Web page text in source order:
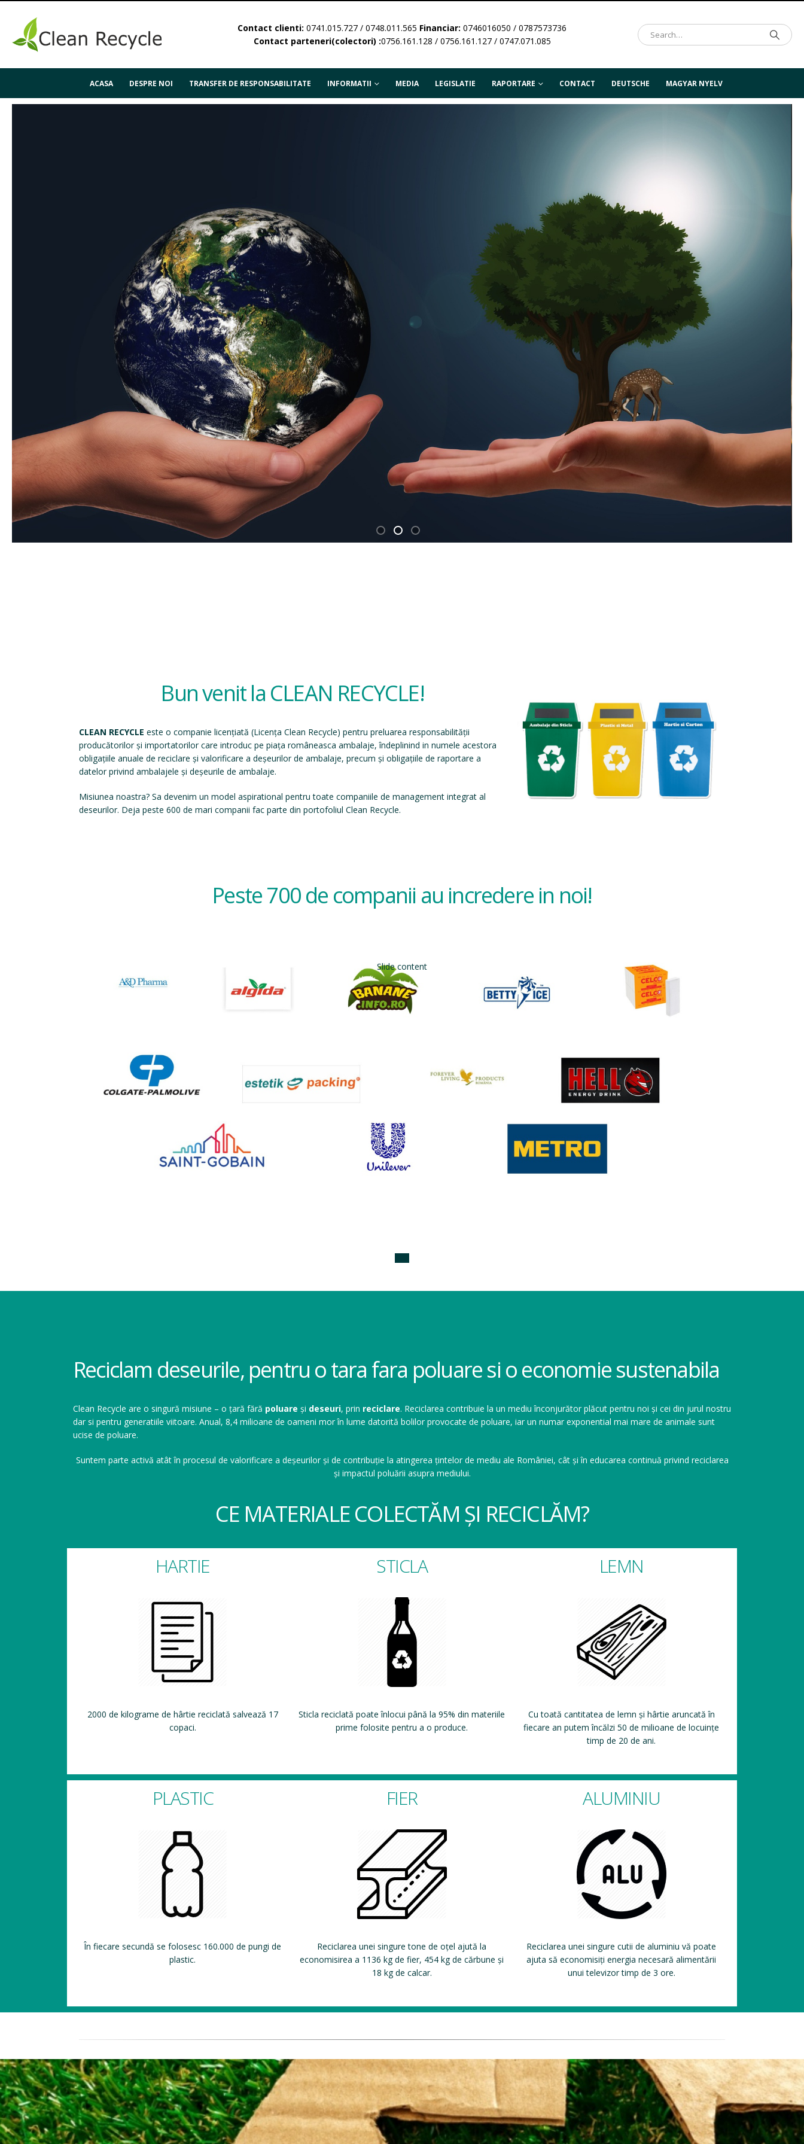
Contact clienti: 0741.015.727 / 0748.011.565 Financiar: 0746016050 / 0787573736
Contact parteneri(colectori) :0756.161.128 / 0756.161.127 / 0747.071.085
ACASA DESPRE NOI TRANSFER DE RESPONSABILITATE INFORMATII MEDIA LEGISLATIE RAPORTARE CONTACT DEUTSCHE MAGYAR NYELV
Bun venit la CLEAN RECYCLE!
CLEAN RECYCLE este o companie licențiată (Licența Clean Recycle) pentru preluarea responsabilității
producătorilor și importatorilor care introduc pe piața româneasca ambalaje, îndeplinind in numele acestora
obligațiile anuale de reciclare și valorificare a deșeurilor de ambalaje, precum și obligațiile de raportare a
datelor privind ambalajele și deșeurile de ambalaje.
Misiunea noastra? Sa devenim un model aspirational pentru toate companiile de management integrat al
deseurilor. Deja peste 600 de mari companii fac parte din portofoliul Clean Recycle.
Peste 700 de companii au incredere in noi!
Slide content
Reciclam deseurile, pentru o tara fara poluare si o economie sustenabila
Clean Recycle are o singură misiune – o țară fără poluare și deseuri, prin reciclare. Reciclarea contribuie la un mediu înconjurător plăcut pentru noi și cei din jurul nostru
dar si pentru generatiile viitoare. Anual, 8,4 milioane de oameni mor în lume datorită bolilor provocate de poluare, iar un numar exponential mai mare de animale sunt
ucise de poluare.
Suntem parte activă atât în procesul de valorificare a deșeurilor și de contribuție la atingerea țintelor de mediu ale României, cât și în educarea continuă privind reciclarea
și impactul poluării asupra mediului.
CE MATERIALE COLECTĂM ȘI RECICLĂM?
HARTIE
2000 de kilograme de hârtie reciclată salvează 17
copaci.
STICLA
Sticla reciclată poate înlocui până la 95% din materiile
prime folosite pentru a o produce.
LEMN
Cu toată cantitatea de lemn și hârtie aruncată în
fiecare an putem încălzi 50 de milioane de locuințe
timp de 20 de ani.
PLASTIC
În fiecare secundă se folosesc 160.000 de pungi de
plastic.
FIER
Reciclarea unei singure tone de oțel ajută la
economisirea a 1136 kg de fier, 454 kg de cărbune și
18 kg de calcar.
ALUMINIU
Reciclarea unei singure cutii de aluminiu vă poate
ajuta să economisiți energia necesară alimentării
unui televizor timp de 3 ore.